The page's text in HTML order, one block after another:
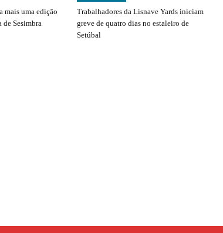
mais uma edição
de Sesimbra
Trabalhadores da Lisnave Yards iniciam
greve de quatro dias no estaleiro de
Setúbal